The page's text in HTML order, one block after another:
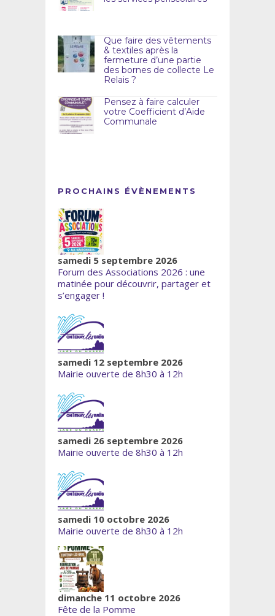
Que faire des vêtements
& textiles après la
fermeture d’une partie
des bornes de collecte Le
Relais ?
Pensez à faire calculer
votre Coefficient d’Aide
Communale
PROCHAINS ÉVÈNEMENTS
samedi 5 septembre 2026
Forum des Associations 2026 : une
matinée pour découvrir, partager et
s’engager !
samedi 12 septembre 2026
Mairie ouverte de 8h30 à 12h
samedi 26 septembre 2026
Mairie ouverte de 8h30 à 12h
samedi 10 octobre 2026
Mairie ouverte de 8h30 à 12h
dimanche 11 octobre 2026
Fête de la Pomme